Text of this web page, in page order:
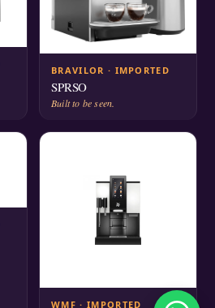
BRAVILOR · IMPORTED
SPRSO
Built to be seen.
WMF · IMPORTED